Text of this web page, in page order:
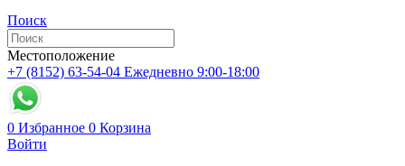
Поиск
Местоположение
+7 (8152) 63-54-04 Ежедневно 9:00-18:00
0 Избранное 0 Корзина
Войти